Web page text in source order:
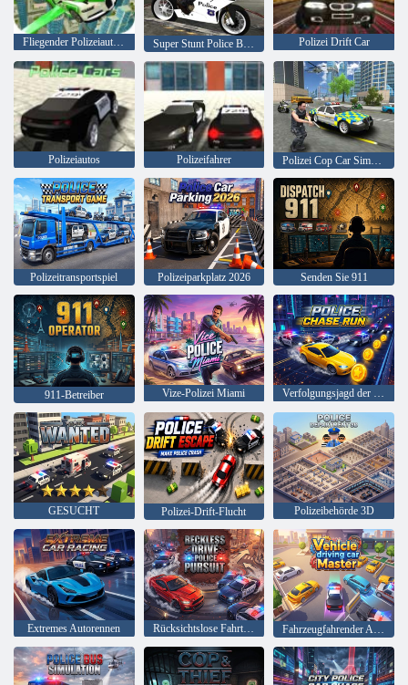
Fliegender Polizeiautosimulator Super Stunt Police Bike Simulator 3D Polizei Drift Car
Polizeiautos Polizeifahrer Polizei Cop Car Simulator City Missionen
Polizeitransportspiel Polizeiparkplatz 2026 Senden Sie 911
911-Betreiber Vize-Polizei Miami Verfolgungsjagd der Polizei
GESUCHT Polizei-Drift-Flucht Polizeibehörde 3D
Extremes Autorennen Rücksichtslose Fahrt – Verfolgung durch die Polizei Fahrzeugfahrender Automeister